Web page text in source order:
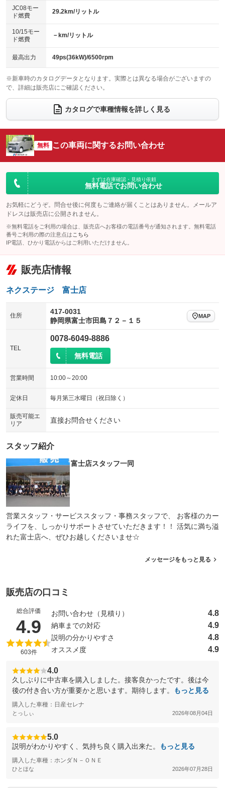
電動格納ミラー
：装備あり
：装備なし
パワーシート
ベンチシート
：装備あり
チップアップシート
：装備なし
：装備なし ：装備あり
ウォークスルー
：装備なし
電動リアゲート フロントカメラ
：装備あり
：装備なし ：装備あり
サイドカメラ
：装備あり ルーフレール
：装備なし
：装備なし
：装備なし
JC08モー
ド燃費
29.2km/リットル
10/15モー
ド燃費
－km/リットル
最高出力 49ps(36kW)/6500rpm
※新車時のカタログデータとなります。実際とは異なる場合がございますの
で、詳細は販売店にご確認ください。
カタログで車種情報を詳しく見る
無料 この車両に関するお問い合わせ
まずは在庫確認・見積り依頼
無料電話でお問い合わせ
お気軽にどうぞ。問合せ後に何度もご連絡が届くことはありません。メールア
ドレスは販売店に公開されません。
※無料電話をご利用の場合は、販売店へお客様の電話番号が通知されます。無料電話
番号ご利用の際の注意点は こちら
IP電話、ひかり電話からはご利用いただけません。
販売店情報
ネクステージ 富士店
住所
417-0031
静岡県富士市田島７２－１５
MAP
TEL
0078-6049-8886
無料電話
営業時間 10:00～20:00
定休日 毎月第三水曜日（祝日除く）
販売可能エ
リア
直接お問合せください
スタッフ紹介
富士店スタッフ一同
営業スタッフ・サービススタッフ・事務スタッフで、 お客様のカー
ライフを、しっかりサポートさせていただきます！！ 活気に満ち溢
れた富士店へ、ぜひお越しくださいませ☆
メッセージをもっと見る
販売店の口コミ
総合評価
4.9 （5点満点中）
603件
お問い合わせ（見積り） 4.8
納車までの対応 4.9
説明の分かりやすさ 4.8
オススメ度 4.9
4.0
久しぶりに中古車を購入しました。接客良かったです。後は今
後の付き合い方が重要かと思います。期待します。
もっと見る
購入した車種：日産セレナ
とっしぃ 2026年08月04日
5.0
説明がわかりやすく、気持ち良く購入出来た。 もっと見る
購入した車種：ホンダＮ－ＯＮＥ
ひとほな 2026年07月28日